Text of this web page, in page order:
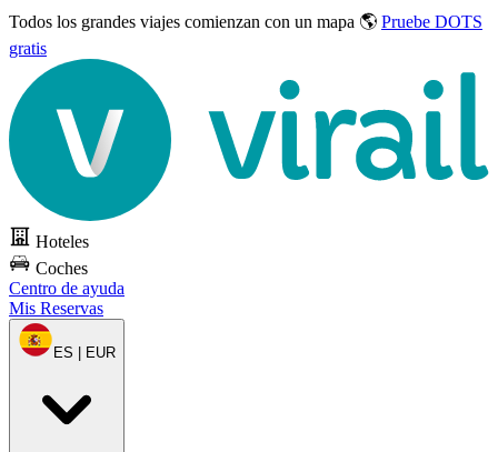
Todos los grandes viajes comienzan con un mapa 🌎 Pruebe DOTS
gratis
Hoteles
Coches
Centro de ayuda
Mis Reservas
ES | EUR